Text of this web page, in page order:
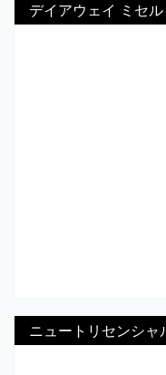
デイアウェイ ミセ
ニュートリセンシ